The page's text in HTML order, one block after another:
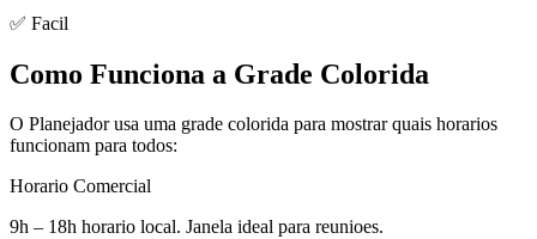
✅ Facil
Como Funciona a Grade Colorida
O Planejador usa uma grade colorida para mostrar quais horarios
funcionam para todos:
Horario Comercial
9h – 18h horario local. Janela ideal para reunioes.